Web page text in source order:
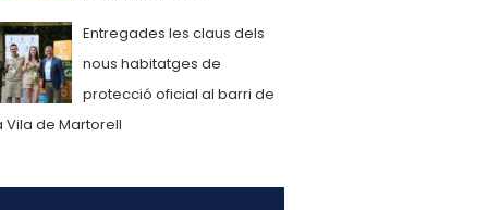
Entregades les claus dels
nous habitatges de
protecció oficial al barri de
Vila de Martorell